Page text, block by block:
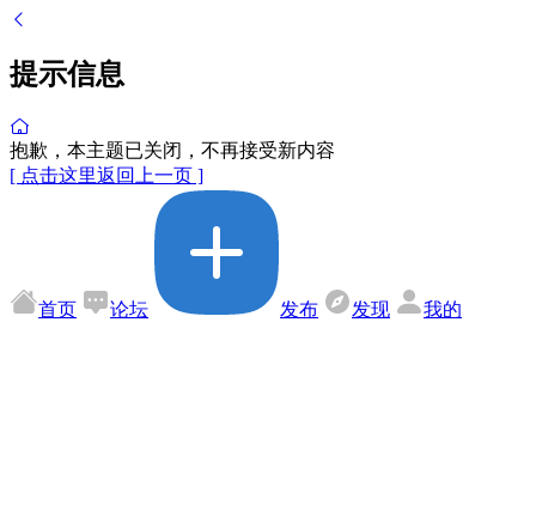
提示信息
抱歉，本主题已关闭，不再接受新内容
[ 点击这里返回上一页 ]
首页 论坛 发布 发现 我的